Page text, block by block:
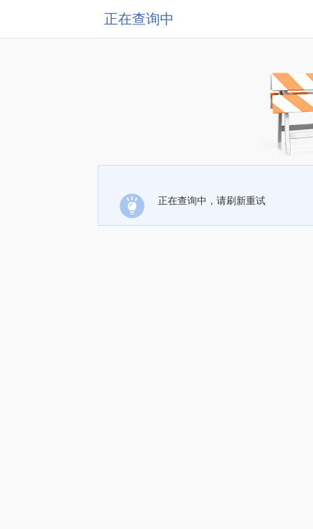
正在查询中
正在查询中，请刷新重试